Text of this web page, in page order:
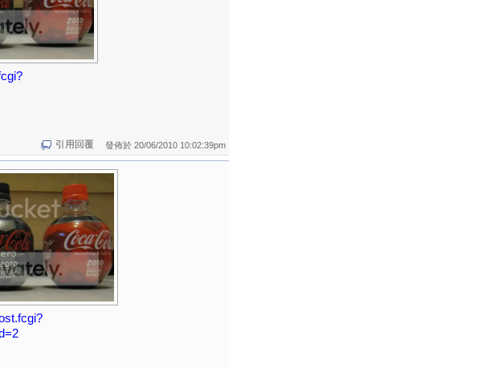
發佈於 20/06/2010 10:02:39pm
引用回覆